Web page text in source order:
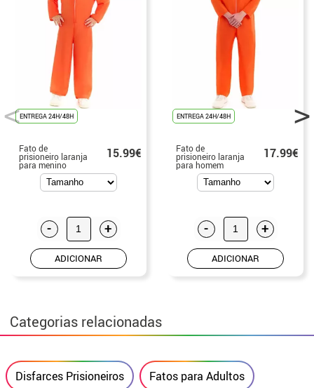
ENTREGA 24H/48H
Fato de
prisioneiro laranja
para menino
15.99€
- +
ADICIONAR
ENTREGA 24H/48H
Fato de
prisioneiro laranja
para homem
17.99€
- +
ADICIONAR
Categorias relacionadas
Disfarces Prisioneiros Fatos para Adultos